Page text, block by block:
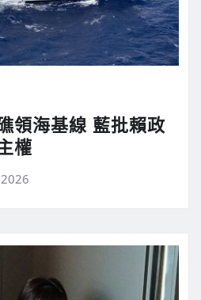
領海基線 藍批賴政
權